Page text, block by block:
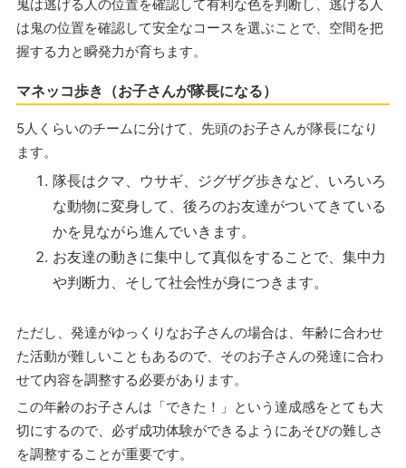
鬼は逃げる人の位置を確認して有利な色を判断し、逃げる人
は鬼の位置を確認して安全なコースを選ぶことで、空間を把
握する力と瞬発力が育ちます。
マネッコ歩き（お子さんが隊長になる）
5人くらいのチームに分けて、先頭のお子さんが隊長になり
ます。
隊長はクマ、ウサギ、ジグザグ歩きなど、いろいろ
な動物に変身して、後ろのお友達がついてきている
かを見ながら進んでいきます。
お友達の動きに集中して真似をすることで、集中力
や判断力、そして社会性が身につきます。
ただし、発達がゆっくりなお子さんの場合は、年齢に合わせ
た活動が難しいこともあるので、そのお子さんの発達に合わ
せて内容を調整する必要があります。
この年齢のお子さんは「できた！」という達成感をとても大
切にするので、必ず成功体験ができるようにあそびの難しさ
を調整することが重要です。